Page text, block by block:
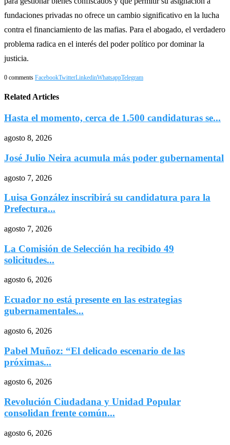
fundaciones privadas no ofrece un cambio significativo en la lucha
contra el financiamiento de las mafias. Para el abogado, el verdadero
problema radica en el interés del poder político por dominar la
justicia.
0 comments FacebookTwitterLinkedinWhatsappTelegram
Related Articles
Hasta el momento, cerca de 1.500 candidaturas se...
agosto 8, 2026
José Julio Neira acumula más poder gubernamental
agosto 7, 2026
Luisa González inscribirá su candidatura para la
Prefectura...
agosto 7, 2026
La Comisión de Selección ha recibido 49
solicitudes...
agosto 6, 2026
Ecuador no está presente en las estrategias
gubernamentales...
agosto 6, 2026
Pabel Muñoz: “El delicado escenario de las
próximas...
agosto 6, 2026
Revolución Ciudadana y Unidad Popular
consolidan frente común...
agosto 6, 2026